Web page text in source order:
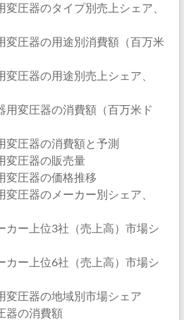
変圧器のタイプ別売上シェア、
変圧器の用途別消費額（百万米
変圧器の用途別売上シェア、
用変圧器の消費額（百万米ド
変圧器の消費額と予測
変圧器の販売量
変圧器の価格推移
変圧器のメーカー別シェア、
カー上位3社（売上高）市場シ
カー上位6社（売上高）市場シ
変圧器の地域別市場シェア
器の消費額